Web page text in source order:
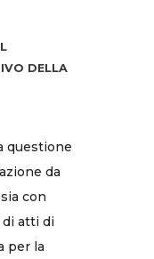
DELLA
questione
da
con
atti di
per la